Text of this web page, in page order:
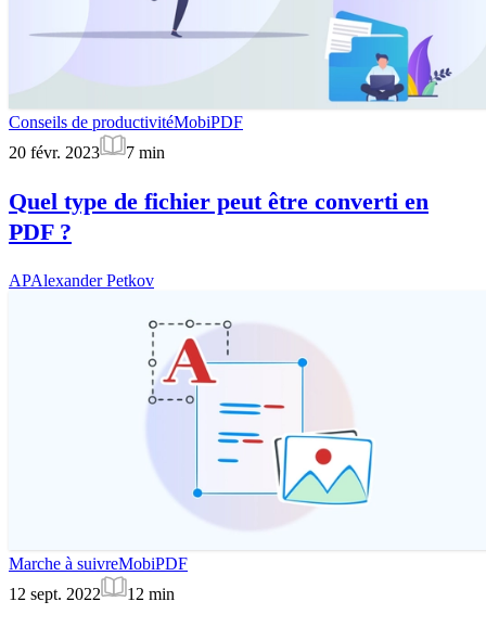
Conseils de productivitéMobiPDF
20 févr. 2023
7 min
Quel type de fichier peut être converti en
PDF ?
APAlexander Petkov
Marche à suivreMobiPDF
12 sept. 2022
12 min